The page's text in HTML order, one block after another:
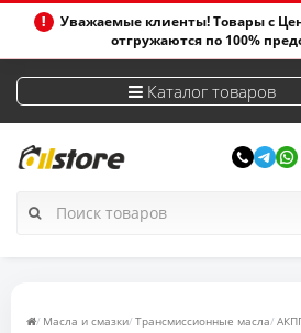
Уважаемые клиенты! Товары с
отгружаются по 100%
Каталог товаров
Масла и смазки Трансмиссионные масла